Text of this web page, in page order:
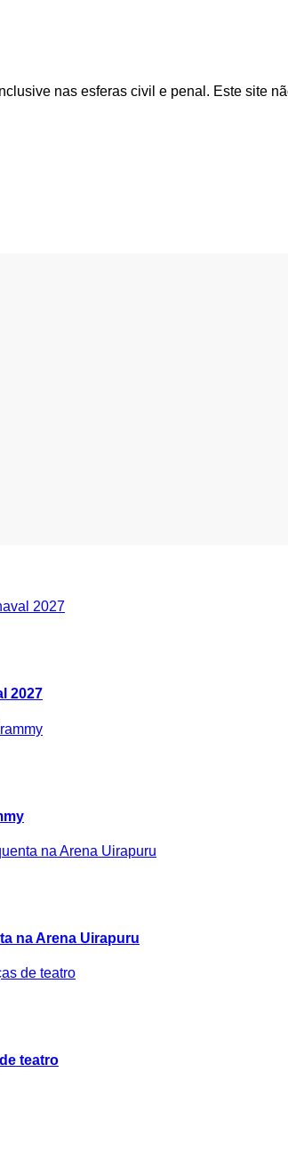
nas esferas civil e penal. Este site
2027
na Arena Uirapuru
teatro